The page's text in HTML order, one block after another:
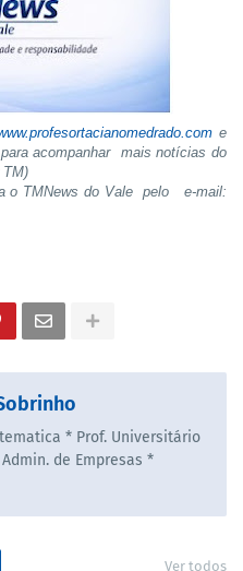
e
para acompanhar mais notícias do
TM)
o TMNews do Vale pelo e-mail:
* Prof. Universitário
de Empresas *
Ver todos